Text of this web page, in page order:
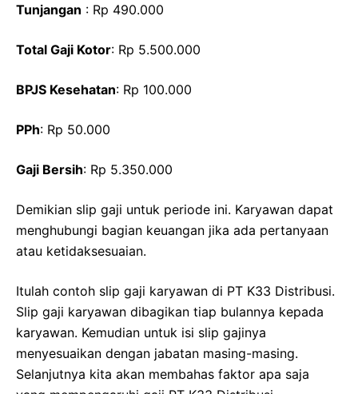
Tunjangan : Rp 490.000
Total Gaji Kotor: Rp 5.500.000
BPJS Kesehatan: Rp 100.000
PPh: Rp 50.000
Gaji Bersih: Rp 5.350.000
Demikian slip gaji untuk periode ini. Karyawan dapat
menghubungi bagian keuangan jika ada pertanyaan
atau ketidaksesuaian.
Itulah contoh slip gaji karyawan di PT K33 Distribusi.
Slip gaji karyawan dibagikan tiap bulannya kepada
karyawan. Kemudian untuk isi slip gajinya
menyesuaikan dengan jabatan masing-masing.
Selanjutnya kita akan membahas faktor apa saja